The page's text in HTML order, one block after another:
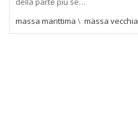
massa marittima \ massa vecchia